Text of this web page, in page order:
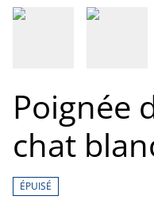
Poignée
chat
ÉPUISÉ